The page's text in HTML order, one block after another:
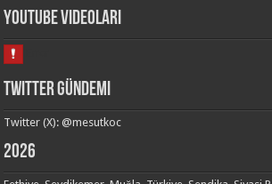
Youtube Videoları
Twitter Gündemi
Twitter (X): @mesutkoc
2026